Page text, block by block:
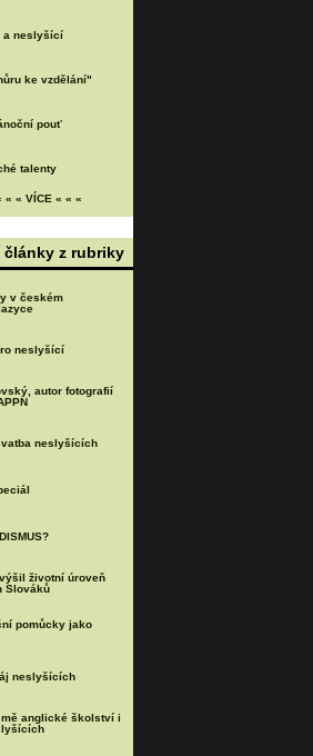
a neslyšící
ke vzdělání"
pouť
talenty
« « VÍCE « « «
články z rubriky
v českém
neslyšící
autor fotografií
neslyšících
životní úroveň
Slováků
pomůcky jako
neslyšících
anglické školství i